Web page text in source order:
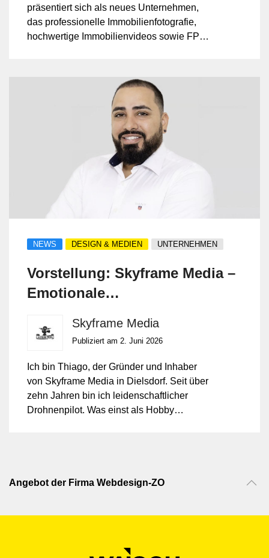
präsentiert sich als neues Unternehmen,
das professionelle Immobilienfotografie,
hochwertige Immobilienvideos sowie FPV-
Vermarktung, Marketing und digitale
Sichtbarkeit ausgerichtet und sollen
Objekte und Marken eindrucksvoll in
NEWS DESIGN & MEDIEN UNTERNEHMEN
Vorstellung: Skyframe Media –
Emotionale
Immobilienfotografie
Skyframe Media
Publiziert am 2. Juni 2026
Ich bin Thiago, der Gründer und Inhaber
von Skyframe Media in Dielsdorf. Seit über
zehn Jahren bin ich leidenschaftlicher
Drohnenpilot. Was einst als Hobby
erzählen und Emotionen wecken.
Angebot der Firma Webdesign-ZO